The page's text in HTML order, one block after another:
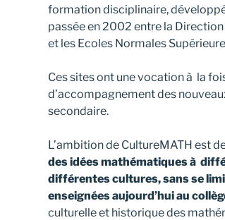
formation disciplinaire,
passée en 2002 entre la Direction
et les Ecoles Normales
Ces sites ont une vocation à la
d’accompagnement des
secondaire.
L’ambition de CultureMATH est
des idées mathématiques à
différentes cultures, sans se
enseignées aujourd’hui au
culturelle et historique des